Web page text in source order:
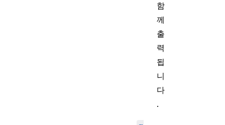
함
께
출
력
됩
니
다
.